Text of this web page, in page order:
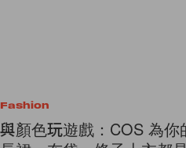
Fashion
與顏色玩遊戲：COS 為你